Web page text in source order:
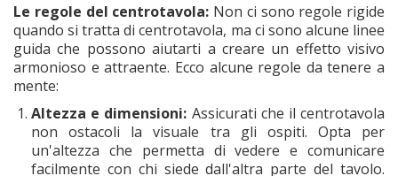
Le regole del centrotavola: Non ci sono regole rigide
quando si tratta di centrotavola, ma ci sono alcune linee
guida che possono aiutarti a creare un effetto visivo
armonioso e attraente. Ecco alcune regole da tenere a
mente:
Altezza e dimensioni: Assicurati che il centrotavola
non ostacoli la visuale tra gli ospiti. Opta per
un'altezza che permetta di vedere e comunicare
facilmente con chi siede dall'altra parte del tavolo.